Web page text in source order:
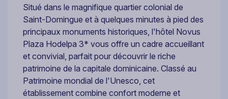
Situé dans le magnifique quartier colonial de
Saint-Domingue et à quelques minutes à pied des
principaux monuments historiques, l'hôtel Novus
Plaza Hodelpa 3* vous offre un cadre accueillant
et convivial, parfait pour découvrir le riche
patrimoine de la capitale dominicaine. Classé au
Patrimoine mondial de l'Unesco, cet
établissement combine confort moderne et